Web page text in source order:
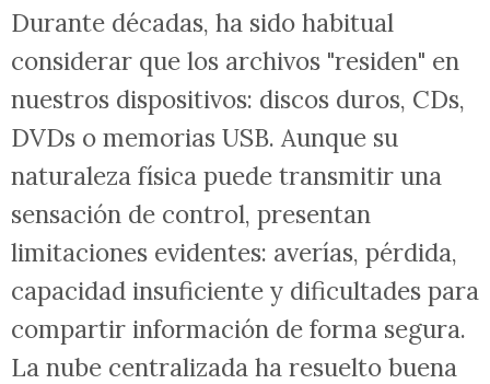
Durante décadas, ha sido habitual
considerar que los archivos "residen" en
nuestros dispositivos: discos duros, CDs,
DVDs o memorias USB. Aunque su
naturaleza física puede transmitir una
sensación de control, presentan
limitaciones evidentes: averías, pérdida,
capacidad insuficiente y dificultades para
compartir información de forma segura.
La nube centralizada ha resuelto buena